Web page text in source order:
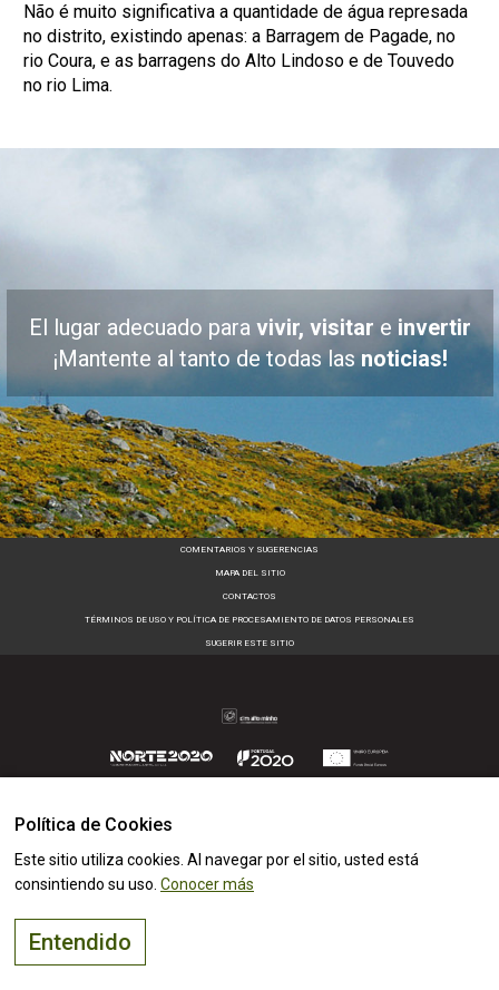
Não é muito significativa a quantidade de água represada
no distrito, existindo apenas: a Barragem de Pagade, no
rio Coura, e as barragens do Alto Lindoso e de Touvedo
no rio Lima.
Política de Cookies
Este sitio utiliza cookies. Al navegar por el sitio, usted está
consintiendo su uso. Conocer más
Entendido
El lugar adecuado para vivir, visitar e invertir
¡Mantente al tanto de todas lasnoticias!
COMENTARIOS Y SUGERENCIAS
MAPA DEL SITIO
CONTACTOS
TÉRMINOS DE USO Y POLÍTICA DE PROCESAMIENTO DE DATOS PERSONALES
SUGERIR ESTE SITIO
AltoMinho - Copyright © 2026 - Reservados todos los derechos